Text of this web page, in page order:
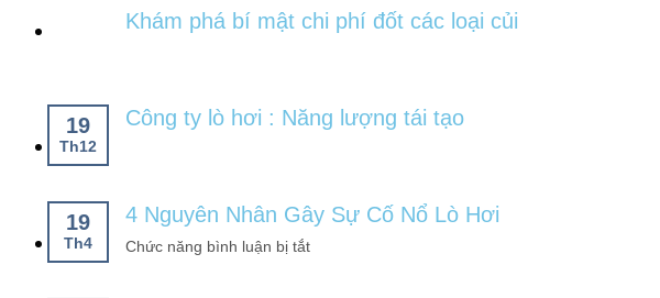
Khám phá bí mật chi phí đốt các loại củi
19
Th12
Công ty lò hơi : Năng lượng tái tạo
19
Th4
4 Nguyên Nhân Gây Sự Cố Nổ Lò Hơi
Chức năng bình luận bị tắt